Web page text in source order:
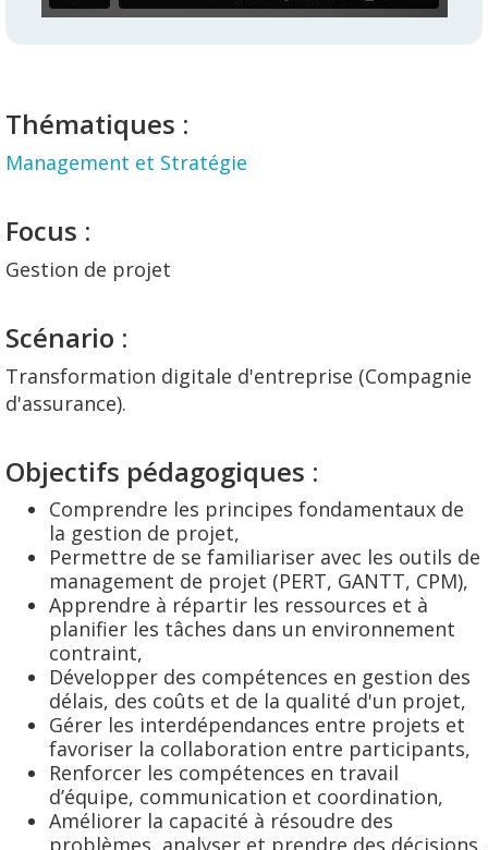
Thématiques :
Management et Stratégie
Focus :
Gestion de projet
Scénario :
Transformation digitale d'entreprise (Compagnie
d'assurance).
Objectifs pédagogiques :
Comprendre les principes fondamentaux de
la gestion de projet,
Permettre de se familiariser avec les outils de
management de projet (PERT, GANTT, CPM),
Apprendre à répartir les ressources et à
planifier les tâches dans un environnement
contraint,
Développer des compétences en gestion des
délais, des coûts et de la qualité d'un projet,
Gérer les interdépendances entre projets et
favoriser la collaboration entre participants,
Renforcer les compétences en travail
d’équipe, communication et coordination,
Améliorer la capacité à résoudre des
problèmes, analyser et prendre des décisions.